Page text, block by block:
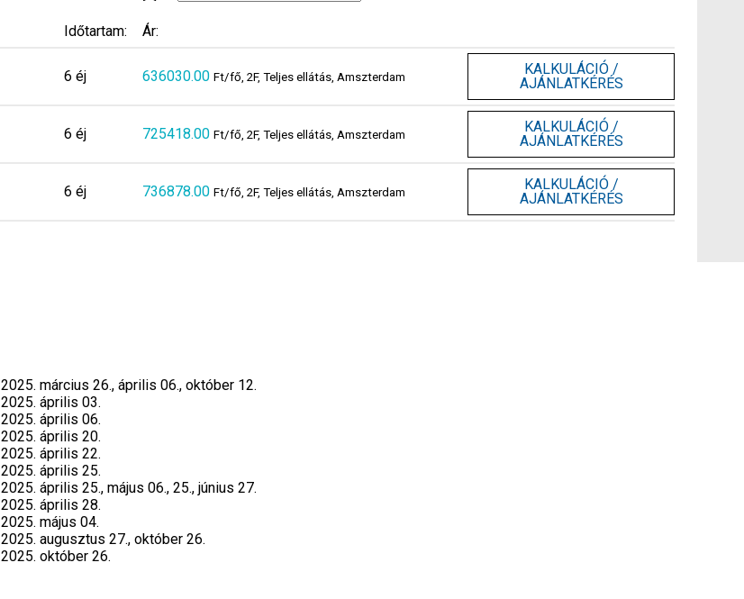
Időtartam: Ár:
6 éj 636030.00 Ft/fő, 2F, Teljes ellátás, Amszterdam
KALKULÁCIÓ /
AJÁNLATKÉRÉS
6 éj 725418.00 Ft/fő, 2F, Teljes ellátás, Amszterdam
KALKULÁCIÓ /
AJÁNLATKÉRÉS
6 éj 736878.00 Ft/fő, 2F, Teljes ellátás, Amszterdam
KALKULÁCIÓ /
AJÁNLATKÉRÉS
2025. március 26., április 06., október 12.
2025. április 03.
2025. április 06.
2025. április 20.
2025. április 22.
2025. április 25.
2025. április 25., május 06., 25., június 27.
2025. április 28.
2025. május 04.
2025. augusztus 27., október 26.
2025. október 26.